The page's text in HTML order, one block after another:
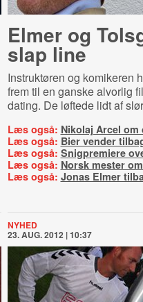
Elmer og
slap line
Instruktøren og komikeren
frem til en ganske alvorlig
dating. De løftede lidt af
Læs også: Nikolaj Arcel om
Læs også: Bier vender
Læs også: Snigpremiere
Læs også: Norsk mester
Læs også: Jonas Elmer
NYHED
23. AUG. 2012 | 10:37